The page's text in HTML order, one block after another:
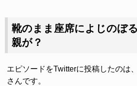
靴のまま座席によじのぼ
親が？
エピソードをTwitterに投稿したのは
さんです。